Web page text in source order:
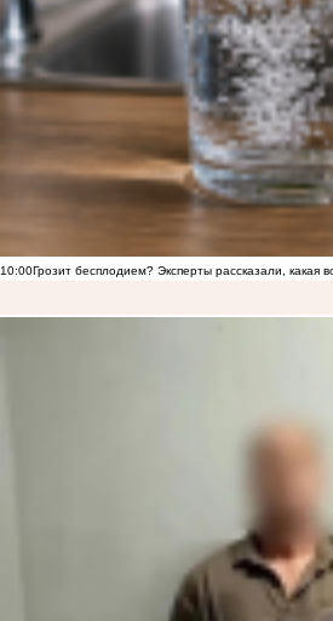
10:00Грозит бесплодием? Эксперты рассказали, какая